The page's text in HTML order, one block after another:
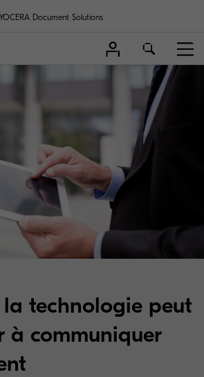
Document Solutions
technologie peut
à communiquer